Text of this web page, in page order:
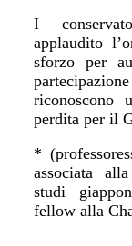
I
applaudito l’
sforzo per
riconoscono
perdita per il
*
associata
studi
fellow alla